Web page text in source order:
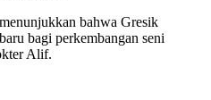
bahwa Gresik
bagi perkembangan seni
Alif.